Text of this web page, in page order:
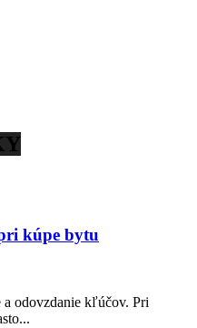
kúpe bytu
a odovzdanie kľúčov. Pri